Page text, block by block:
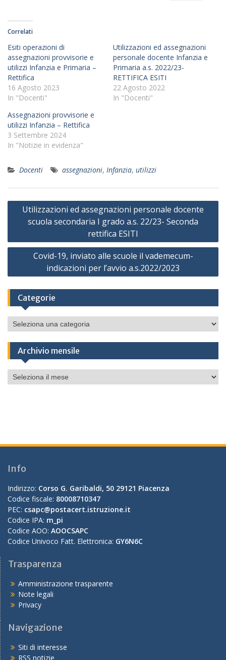
Correlati
Esiti operazioni di
assegnazioni provvisorie e
utilizzi Infanzia e Primaria –
Rettifica
16 Agosto 2023
In "Docenti"
Utilizzazioni ed assegnazioni
personale docente Infanzia e
Primaria a.s. 2022/23-
RETTIFICA ESITI
22 Agosto 2022
In "Docenti"
Assegnazioni provvisorie e
utilizzi Infanzia – Rettifica
3 Settembre 2024
In "Notizie in evidenza"
Docenti assegnazioni, Infanzia, utilizzi
Navigazione
articoli
Utilizzazioni ed assegnazioni personale docente
scuola secondaria I grado a.s. 22/23- Seconda
rettifica ESITI
Covid-19, inviato alle scuole il vademecum-
indicazioni per l’avvio a.s.2022/2023
Categorie
Categorie
Archivio mensile
Archivio
mensile
Info
Indirizzo: Corso G. Garibaldi, 50 29121 Piacenza
Codice fiscale: 80008710347
PEC: csapc@postacert.istruzione.it
Codice IPA: m_pi
Codice AOO: AOOCSAPC
Codice Univoco Fatt. Elettronica: GY6N6C
Trasparenza
Amministrazione trasparente
Note legali
Privacy
Navigazione
Siti di interesse
RSS notizie